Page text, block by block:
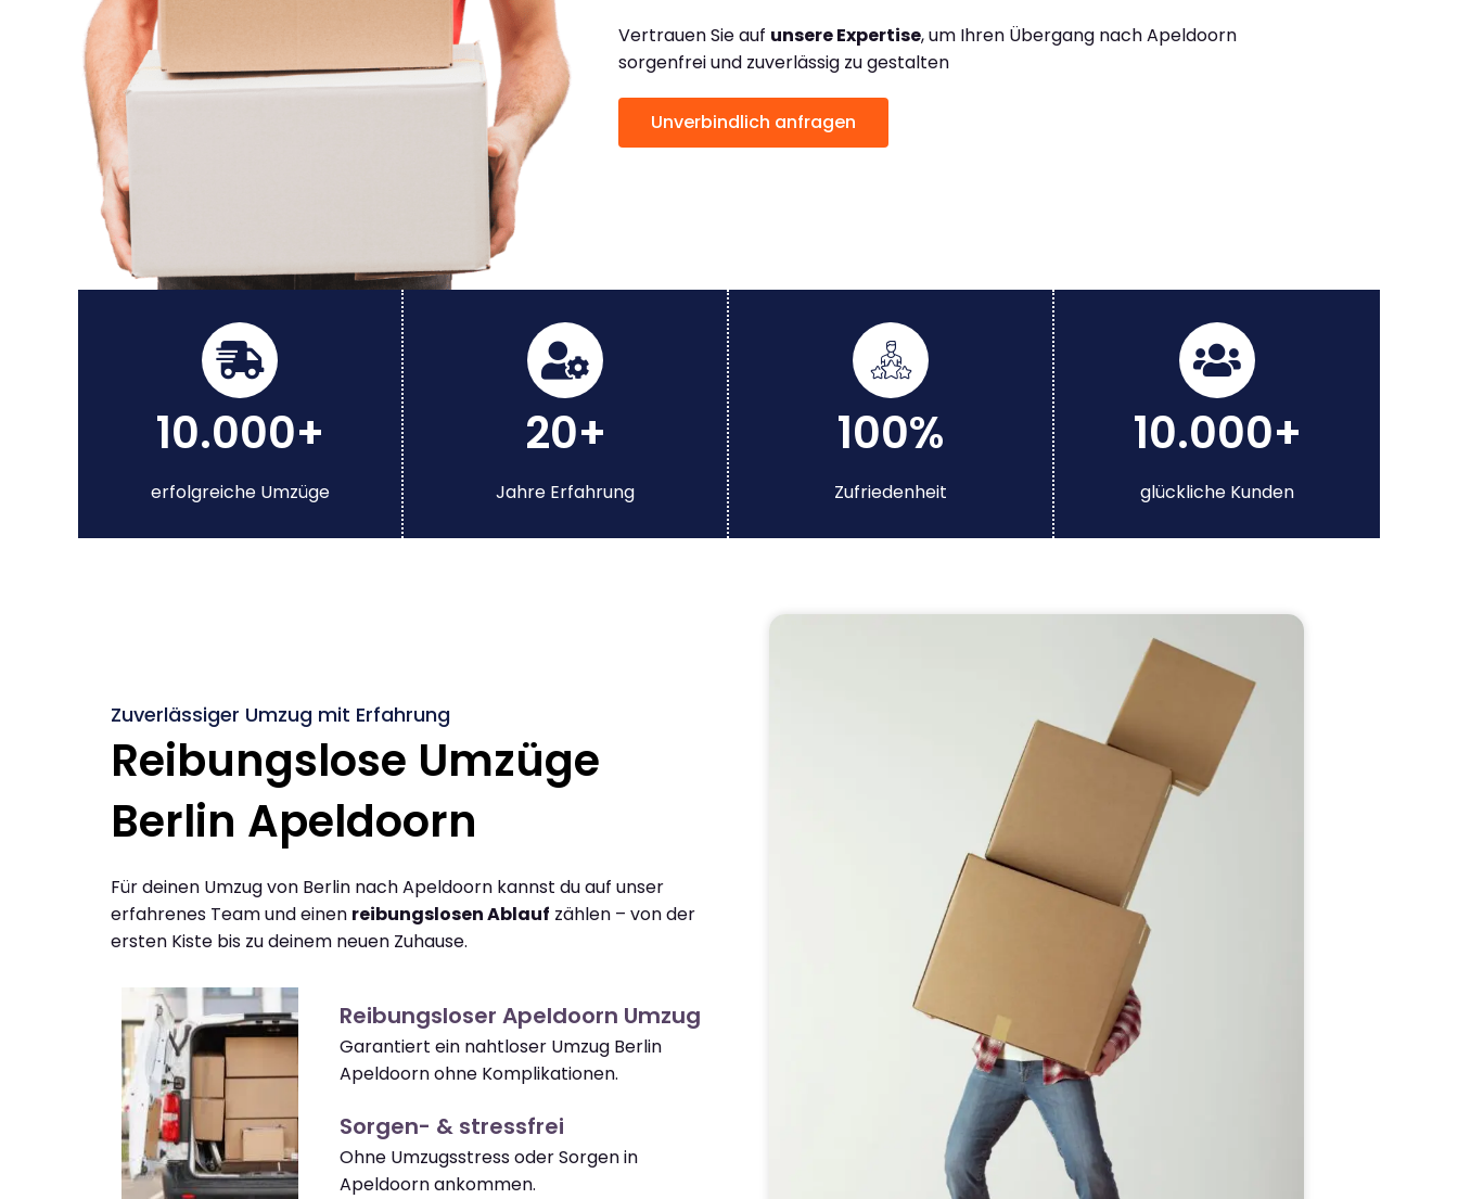
Vertrauen Sie auf unsere Expertise, um Ihren Übergang nach Apeldoorn
sorgenfrei und zuverlässig zu gestalten
Unverbindlich anfragen
10.000+
erfolgreiche Umzüge
20+
Jahre Erfahrung
100%
Zufriedenheit
10.000+
glückliche Kunden
Zuverlässiger Umzug mit Erfahrung
Reibungslose Umzüge
Berlin Apeldoorn
Für deinen Umzug von Berlin nach Apeldoorn kannst du auf unser
erfahrenes Team und einen reibungslosen Ablauf zählen – von der
ersten Kiste bis zu deinem neuen Zuhause.
Reibungsloser Apeldoorn Umzug
Garantiert ein nahtloser Umzug Berlin
Apeldoorn ohne Komplikationen.
Sorgen- & stressfrei
Ohne Umzugsstress oder Sorgen in
Apeldoorn ankommen.